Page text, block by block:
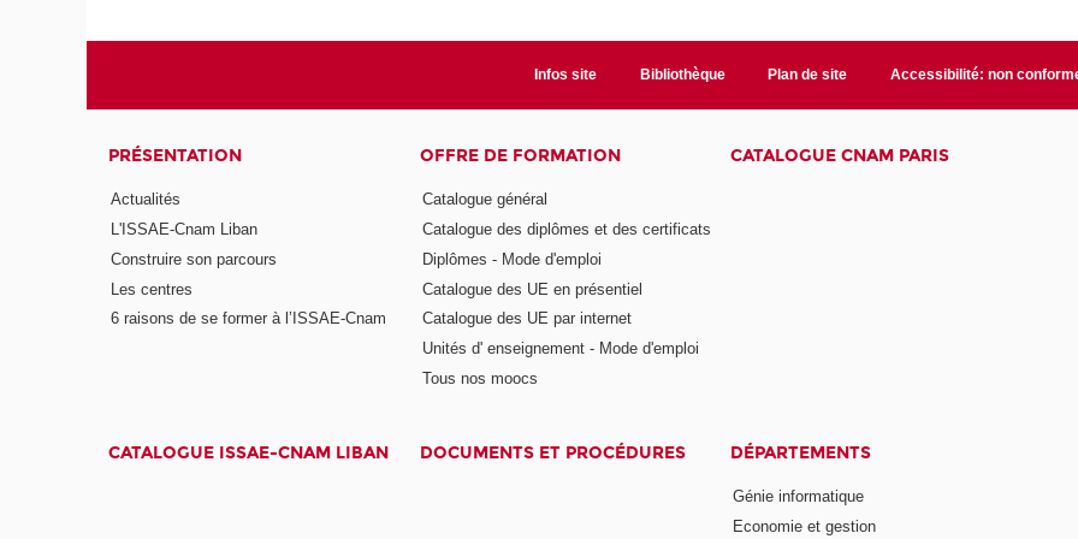
Infos site Bibliothèque Plan de site Accessibilité: non
PRÉSENTATION
Actualités
L'ISSAE-Cnam Liban
Construire son parcours
Les centres
6 raisons de se former à l’ISSAE-Cnam
OFFRE DE FORMATION
Catalogue général
Catalogue des diplômes et des certificats
Diplômes - Mode d'emploi
Catalogue des UE en présentiel
Catalogue des UE par internet
Unités d' enseignement - Mode d'emploi
Tous nos moocs
CATALOGUE CNAM PARIS
CATALOGUE ISSAE-CNAM LIBAN DOCUMENTS ET PROCÉDURES DÉPARTEMENTS
Génie informatique
Economie et gestion